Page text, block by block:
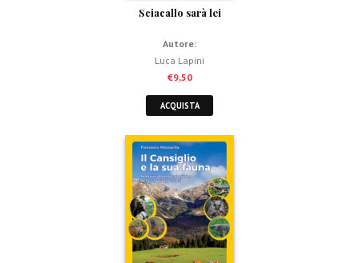
Sciacallo sarà lei
Autore:
Luca Lapini
€9,50
ACQUISTA